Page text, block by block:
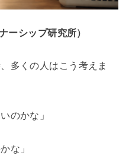
ーシップ研究所）
多くの人はこう考えま
のかな」
な」